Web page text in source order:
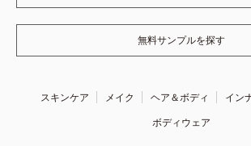
無料サンプルを探す
スキンケア メイク ヘア＆ボディ
イン
ボディウェア